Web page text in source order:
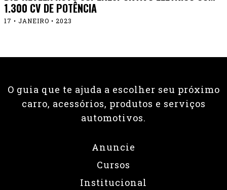
1.300 CV DE POTÊNCIA
17 • JANEIRO • 2023
O guia que te ajuda a escolher seu próximo
carro, acessórios, produtos e serviços
automotivos.
Anuncie
Cursos
Institucional